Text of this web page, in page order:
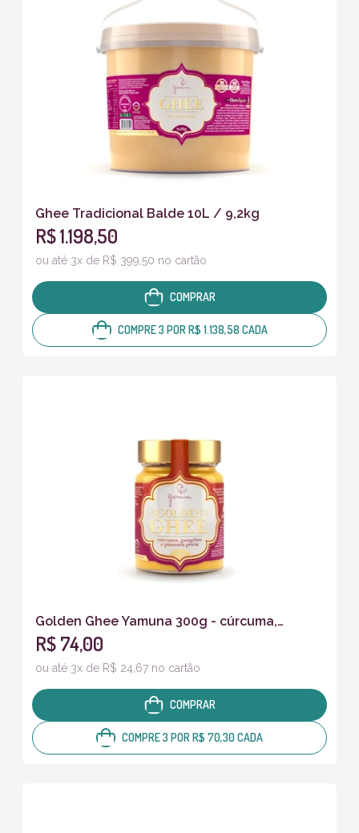
Ghee Tradicional Balde 10L / 9,2kg
R$ 1.198,50
ou até 3x de R$ 399,50 no cartão
COMPRAR
COMPRE 3 POR R$ 1.138,58 CADA
Golden Ghee Yamuna 300g - cúrcuma,
pimenta preta e gengibre fresco
R$ 74,00
ou até 3x de R$ 24,67 no cartão
COMPRAR
COMPRE 3 POR R$ 70,30 CADA